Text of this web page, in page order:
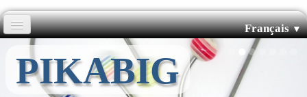
Français▼
Pics Courbés
PIKABIG